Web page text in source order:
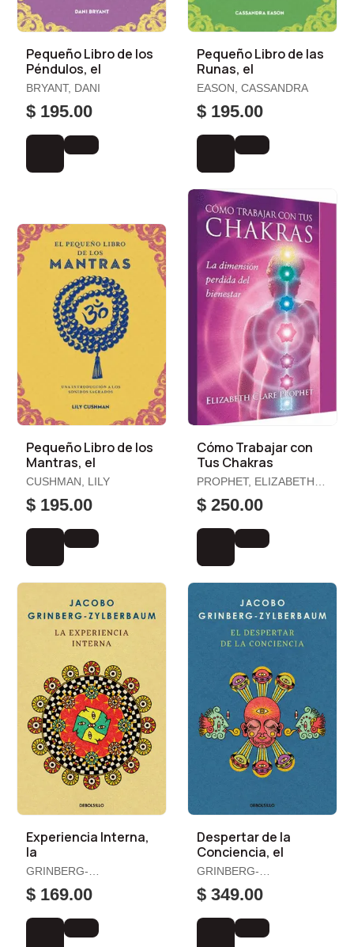
Pequeño Libro de los
Péndulos, el
BRYANT, DANI
$ 195.00
Pequeño Libro de las
Runas, el
EASON, CASSANDRA
$ 195.00
Pequeño Libro de los
Mantras, el
CUSHMAN, LILY
$ 195.00
Cómo Trabajar con
Tus Chakras
PROPHET, ELIZABETH
CLARE
$ 250.00
Experiencia Interna,
la
GRINBERG-
ZYLBERBAUM, JACOBO
$ 169.00
Despertar de la
Conciencia, el
GRINBERG-
ZYLBERBAUM, JACOBO
$ 349.00